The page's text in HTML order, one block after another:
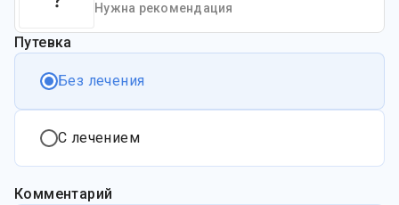
Нужна рекомендация
Путевка
Без лечения
С лечением
Комментарий